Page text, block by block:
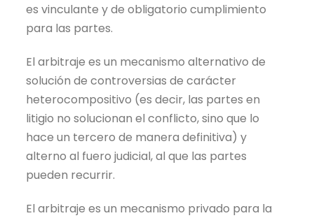
es vinculante y de obligatorio cumplimiento
para las partes.
El arbitraje es un mecanismo alternativo de
solución de controversias de carácter
heterocompositivo (es decir, las partes en
litigio no solucionan el conflicto, sino que lo
hace un tercero de manera definitiva) y
alterno al fuero judicial, al que las partes
pueden recurrir.
El arbitraje es un mecanismo privado para la